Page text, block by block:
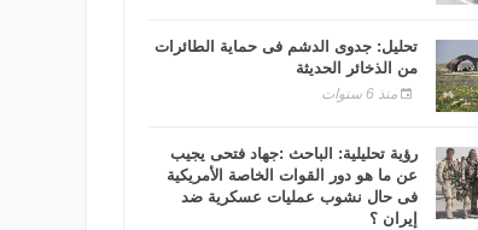
تحليل: جدوى الدشم فى حماية الطائرات
من الذخائر الحديثة
منذ 6 سنوات
رؤية تحليلية: الباحث :جهاد فتحى يجيب
عن ما هو دور القوات الخاصة الأمريكية
فى حال نشوب عمليات عسكرية ضد
إيران ؟